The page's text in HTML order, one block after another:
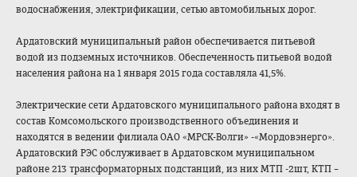
водоснабжения, электрификации, сетью автомобильных дорог.
Ардатовский муниципальный район обеспечивается питьевой
водой из подземных источников. Обеспеченность питьевой водой
населения района на 1 января 2015 года составляла 41,5%.
Электрические сети Ардатовского муниципального района входят в
состав Комсомольского производственного объединения и
находятся в ведении филиала ОАО «МРСК-Волги» -«Мордовэнерго».
Ардатовский РЭС обслуживает в Ардатовском муниципальном
районе 213 трансформаторных подстанций, из них МТП -2шт, КТП –